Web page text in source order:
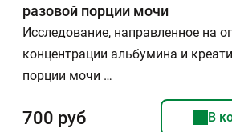
разовой порции мочи
Исследование, направленное на
концентрации альбумина и
порции мочи …
700 руб В